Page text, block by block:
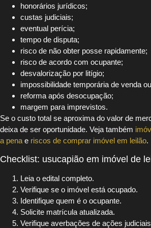
honorários jurídicos;
custas judiciais;
eventual perícia;
tempo de disputa;
risco de não obter posse rapidamente;
risco de acordo com ocupante;
desvalorização por litígio;
impossibilidade temporária de venda
reforma após desocupação;
margem para imprevistos.
Se o custo total se aproxima do valor de
deixa de ser oportunidade. Veja também
a penae riscos de comprar imóvel em leilão.
Checklist: usucapião em imóvel de
Leia o edital completo.
Verifique se o imóvel está ocupado.
Identifique quem é o ocupante.
Solicite matrícula atualizada.
Verifique averbações de ações